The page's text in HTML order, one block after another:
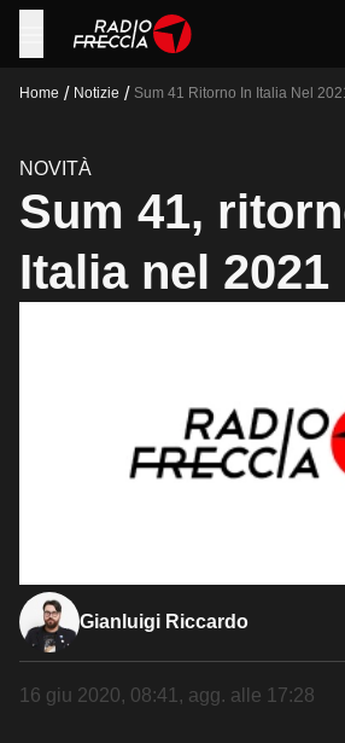
Home / Notizie / Sum 41 Ritorno In Italia Nel
NOVITÀ
Sum 41,
Italia nel 2021
Gianluigi Riccardo
16 giu 2020, 08:41 , agg. alle 17:28